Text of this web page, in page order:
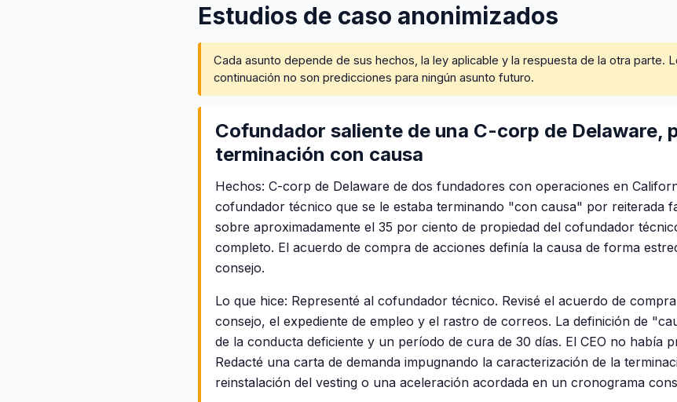
Estudios de caso anonimizados
Cada asunto depende de sus hechos, la ley aplicable y la respuesta de la otra parte.
continuación no son predicciones para ningún asunto futuro.
Cofundador saliente de una C-corp de Delaware,
terminación con causa
Hechos: C-corp de Delaware de dos fundadores con operaciones en
cofundador técnico que se le estaba terminando "con causa" por reiterada
sobre aproximadamente el 35 por ciento de propiedad del cofundador
completo. El acuerdo de compra de acciones definía la causa de forma
consejo.
Lo que hice: Representé al cofundador técnico. Revisé el acuerdo de
consejo, el expediente de empleo y el rastro de correos. La definición de
de la conducta deficiente y un período de cura de 30 días. El CEO no había
Redacté una carta de demanda impugnando la caracterización de la
reinstalación del vesting o una aceleración acordada en un cronograma